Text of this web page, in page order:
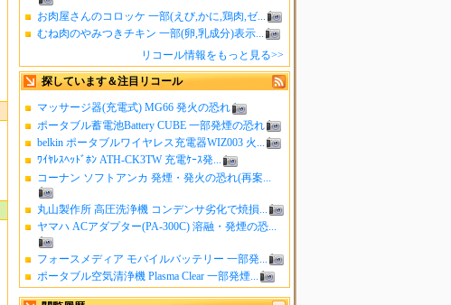
お肉屋さんのコロッケ 一部(えび,かに,鶏肉,ゼ...
むね肉のやみつきチキン 一部(卵,乳成分)表示...
リコール情報をもっと見る>>
探しています＆注目リコール
マッサージ器(充電式) MG66 発火の恐れ
ポータブル蓄電池Battery CUBE 一部発煙の恐れ
belkin ポータブルワイヤレス充電器WIZ003 火...
ﾜｲﾔﾚｽﾍｯﾄﾞﾎﾝ ATH-CK3TW 充電ｹｰｽ発...
コーナン ソフトアンカ 発煙・発火の恐れ(再案...
丸山製作所 高圧洗浄機 コンデンサ劣化で焼損...
ヤマハ ACアダプター(PA-300C) 溶融・発煙の恐...
フォースメディア モバイルバッテリー 一部発...
ポータブル空気清浄機 Plasma Clear 一部発煙...